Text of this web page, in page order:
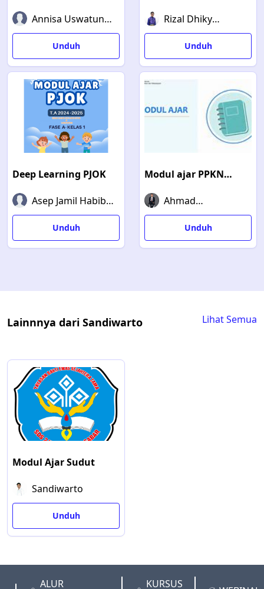
Untuk UMKM
Annisa Uswatun
Hassanah
Unduh
Rizal Dhiky
Hermawan
Unduh
Deep Learning PJOK
Asep Jamil Habibi,
S.Pd, Gr
Unduh
Modul ajar PPKN
Ahmad
Apriyansah
Unduh
Lainnnya dari Sandiwarto Lihat Semua
Modul Ajar Sudut
Sandiwarto
Unduh
ALUR KURSUS